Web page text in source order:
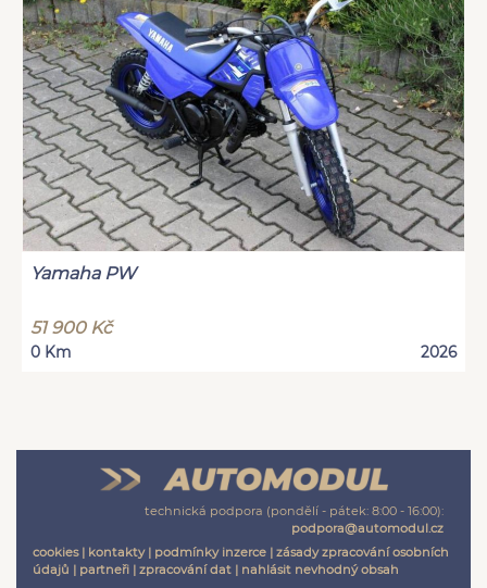
Yamaha PW
51 900 Kč
0 Km 2026
technická podpora (pondělí - pátek: 8:00 - 16:00):
podpora@automodul.cz
cookies| kontakty| podmínky inzerce | zásady zpracování osobních
údajů | partneři | zpracování dat | nahlásit nevhodný obsah